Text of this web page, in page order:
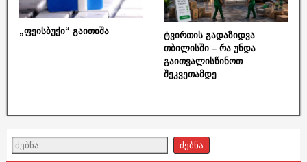
„ფეისბუქი“ გაითიშა
ტვირთის გადაზიდვა
თბილისში – რა უნდა
გაითვალისწინოთ
შეკვეთამდე